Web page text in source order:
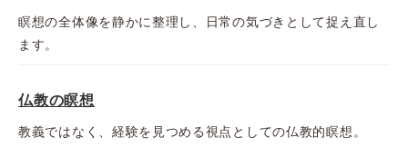
瞑想の全体像を静かに整理し、日常の気づきとして捉え直し
ます。
仏教の瞑想
教義ではなく、経験を見つめる視点としての仏教的瞑想。